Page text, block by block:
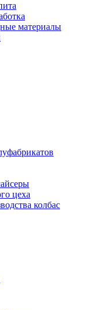
материалы
цеха
колбас